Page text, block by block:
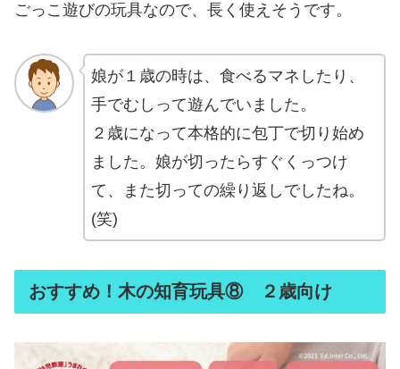
ごっこ遊びの玩具なので、長く使えそうです。
娘が１歳の時は、食べるマネしたり、
手でむしって遊んでいました。
２歳になって本格的に包丁で切り始め
ました。娘が切ったらすぐくっつけ
て、また切っての繰り返しでしたね。
(笑)
おすすめ！木の知育玩具⑧ ２歳向け